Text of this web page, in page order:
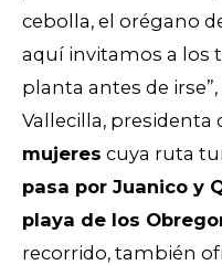
cebolla, el orégano
aquí invitamos a los
planta antes de
Vallecilla, presidenta
mujeres cuya ruta
pasa por Juanico y
playa de los
recorrido, también